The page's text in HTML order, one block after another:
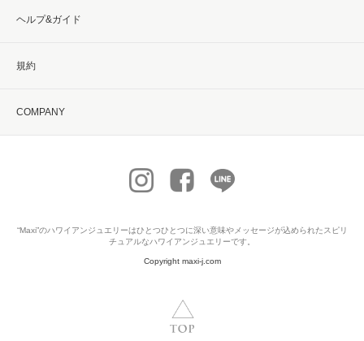
ヘルプ&ガイド
規約
COMPANY
“Maxi”のハワイアンジュエリーはひとつひとつに深い意味やメッセージが込められたスピリ
チュアルなハワイアンジュエリーです。
Copyright maxi-j.com